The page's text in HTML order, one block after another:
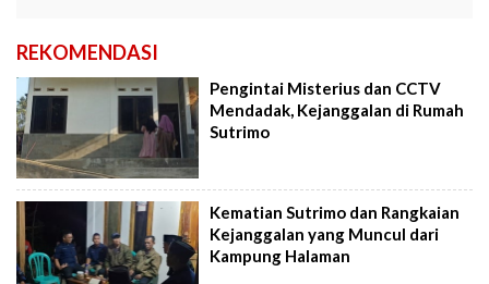
REKOMENDASI
Pengintai Misterius dan CCTV
Mendadak, Kejanggalan di Rumah
Sutrimo
Kematian Sutrimo dan Rangkaian
Kejanggalan yang Muncul dari
Kampung Halaman